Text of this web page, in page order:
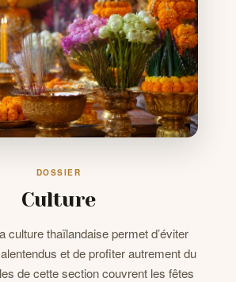
DOSSIER
Culture
culture thaïlandaise permet d’éviter
et de profiter autrement du
de cette section couvrent les fêtes